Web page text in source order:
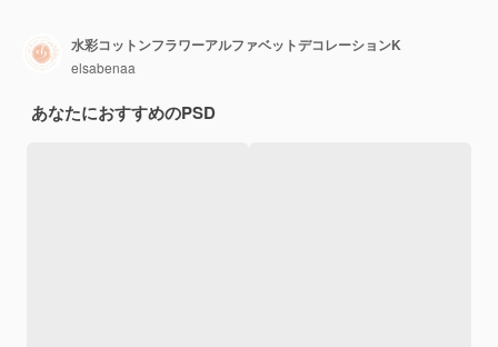
水彩コットンフラワーアルファベットデコレーションK
elsabenaa
あなたにおすすめのPSD